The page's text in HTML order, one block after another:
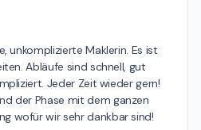
unkomplizierte Maklerin. Es ist
Abläufe sind schnell, gut
Jeder Zeit wieder gern!
der Phase mit dem ganzen
wofür wir sehr dankbar sind!